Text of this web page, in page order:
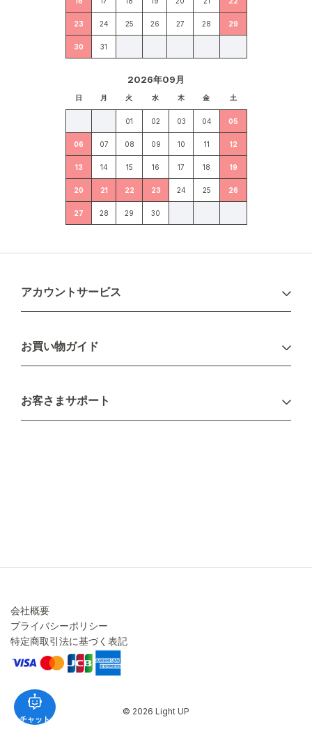
チャット
23 24 25 26 27 28 29
30 31
2026年09月
日 月 火 水 木 金 土
01 02 03 04 05
06 07 08 09 10 11 12
13 14 15 16 17 18 19
20 21 22 23 24 25 26
27 28 29 30
アカウントサービス
新規会員登録
お買い物ガイド
配送について
不良品・返品について
お客さまサポート
会社概要
プライバシーポリシー
特定商取引法に基づく表記
© 2026 Light UP